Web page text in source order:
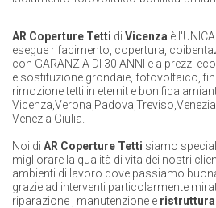
AR Coperture Tetti di Vicenza è
esegue rifacimento, copertura,
con GARANZIA DI 30 ANNI e a prezzi
e sostituzione grondaie, fotovoltaico,
rimozione tetti in eternit e bonifica
Venezia Giulia.
Noi di AR Coperture Tetti siamo
migliorare la qualità di vita dei nostri
ambienti di lavoro dove passiamo
grazie ad interventi particolarmente
riparazione
manutenzione e